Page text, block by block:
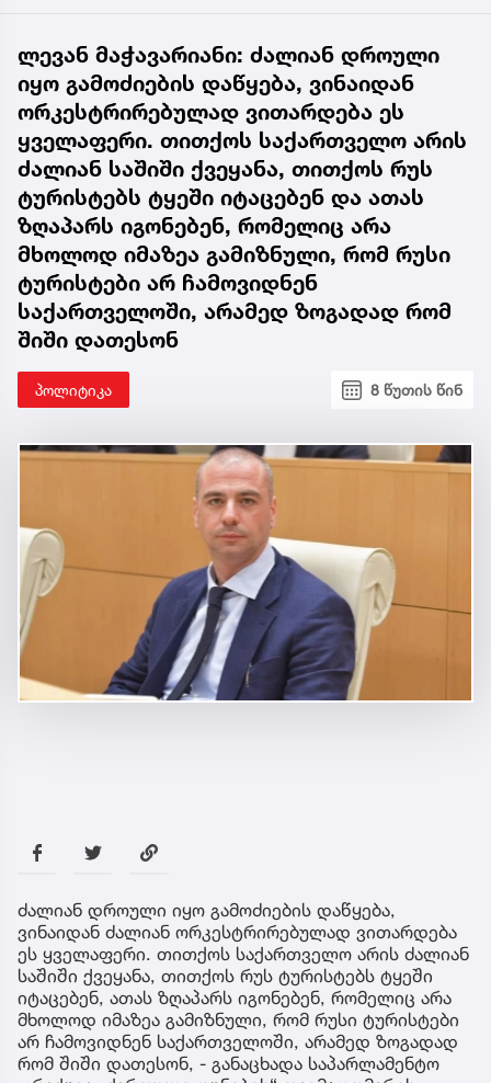
ლევან მაჭავარიანი: ძალიან დროული
იყო გამოძიების დაწყება, ვინაიდან
ორკესტრირებულად ვითარდება ეს
ყველაფერი. თითქოს საქართველო არის
ძალიან საშიში ქვეყანა, თითქოს რუს
ტურისტებს ტყეში იტაცებენ და ათას
ზღაპარს იგონებენ, რომელიც არა
მხოლოდ იმაზეა გამიზნული, რომ რუსი
ტურისტები არ ჩამოვიდნენ
საქართველოში, არამედ ზოგადად რომ
შიში დათესონ
პოლიტიკა 8 წუთის წინ
ძალიან დროული იყო გამოძიების დაწყება,
ვინაიდან ძალიან ორკესტრირებულად ვითარდება
ეს ყველაფერი. თითქოს საქართველო არის ძალიან
საშიში ქვეყანა, თითქოს რუს ტურისტებს ტყეში
იტაცებენ, ათას ზღაპარს იგონებენ, რომელიც არა
მხოლოდ იმაზეა გამიზნული, რომ რუსი ტურისტები
არ ჩამოვიდნენ საქართველოში, არამედ ზოგადად
რომ შიში დათესონ, - განაცხადა საპარლამენტო